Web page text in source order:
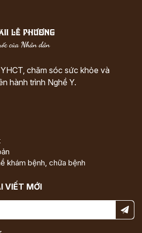
chăm sóc sức khỏe và
hành trình Nghề Y.
khám bệnh, chữa bệnh
VIẾT MỚI